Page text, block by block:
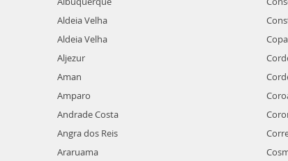
Aldeia Velha
Aldeia Velha
Aljezur
Aman
Amparo
Andrade Costa
Angra dos Reis
Araruama